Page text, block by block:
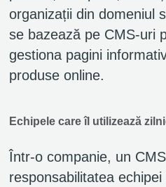
organizații din domeniul
se bazează pe CMS-uri
gestiona pagini
produse online.
Echipele care îl utilizează
Într-o companie, un
responsabilitatea